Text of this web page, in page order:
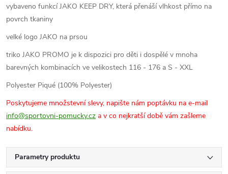
vybaveno funkcí JAKO KEEP DRY, která přenáší vlhkost přímo na
povrch tkaniny
velké logo JAKO na prsou
triko JAKO PROMO je k dispozici pro děti i dospělé v mnoha
barevných kombinacích ve velikostech 116 - 176 a S - XXL
Polyester Piqué (100% Polyester)
Poskytujeme množstevní slevy, napište nám poptávku na e-mail
info@sportovni-pomucky.cz a v co nejkratší době vám zašleme
nabídku.
Parametry produktu